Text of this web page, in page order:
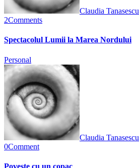
Claudia Tanasescu
2Comments
Spectacolul Lumii la Marea Nordului
Personal
Claudia Tanasescu
0Comment
Poveste cu un copac